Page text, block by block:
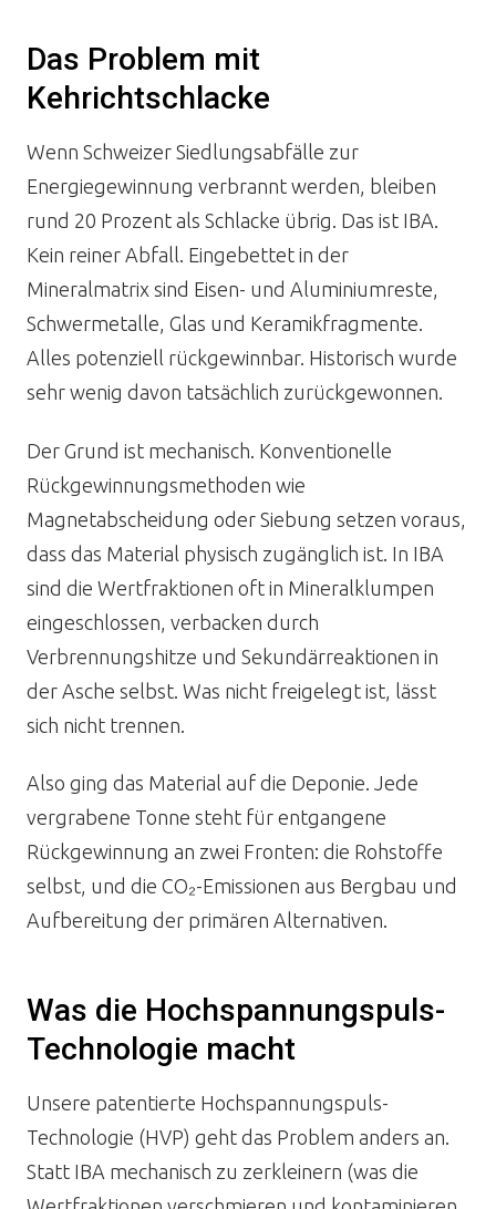
Das Problem mit
Kehrichtschlacke
Wenn Schweizer Siedlungsabfälle zur
Energiegewinnung verbrannt werden, bleiben
rund 20 Prozent als Schlacke übrig. Das ist IBA.
Kein reiner Abfall. Eingebettet in der
Mineralmatrix sind Eisen- und Aluminiumreste,
Schwermetalle, Glas und Keramikfragmente.
Alles potenziell rückgewinnbar. Historisch wurde
sehr wenig davon tatsächlich zurückgewonnen.
Der Grund ist mechanisch. Konventionelle
Rückgewinnungsmethoden wie
Magnetabscheidung oder Siebung setzen voraus,
dass das Material physisch zugänglich ist. In IBA
sind die Wertfraktionen oft in Mineralklumpen
eingeschlossen, verbacken durch
Verbrennungshitze und Sekundärreaktionen in
der Asche selbst. Was nicht freigelegt ist, lässt
sich nicht trennen.
Also ging das Material auf die Deponie. Jede
vergrabene Tonne steht für entgangene
Rückgewinnung an zwei Fronten: die Rohstoffe
selbst, und die CO₂-Emissionen aus Bergbau und
Aufbereitung der primären Alternativen.
Was die Hochspannungspuls-
Technologie macht
Unsere patentierte Hochspannungspuls-
Technologie (HVP) geht das Problem anders an.
Statt IBA mechanisch zu zerkleinern (was die